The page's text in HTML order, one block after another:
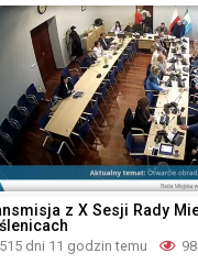
z X Sesji Rady
515 dni 11 godzin temu